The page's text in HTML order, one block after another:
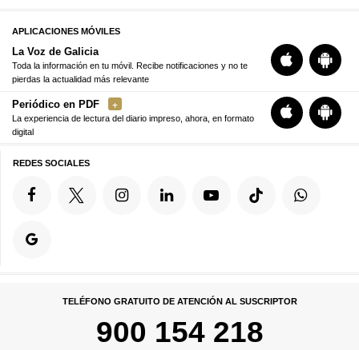
APLICACIONES MÓVILES
La Voz de Galicia
Toda la información en tu móvil. Recibe notificaciones y no te
pierdas la actualidad más relevante
Periódico en PDF
La experiencia de lectura del diario impreso, ahora, en formato
digital
REDES SOCIALES
TELÉFONO GRATUITO DE ATENCIÓN AL SUSCRIPTOR
900 154 218